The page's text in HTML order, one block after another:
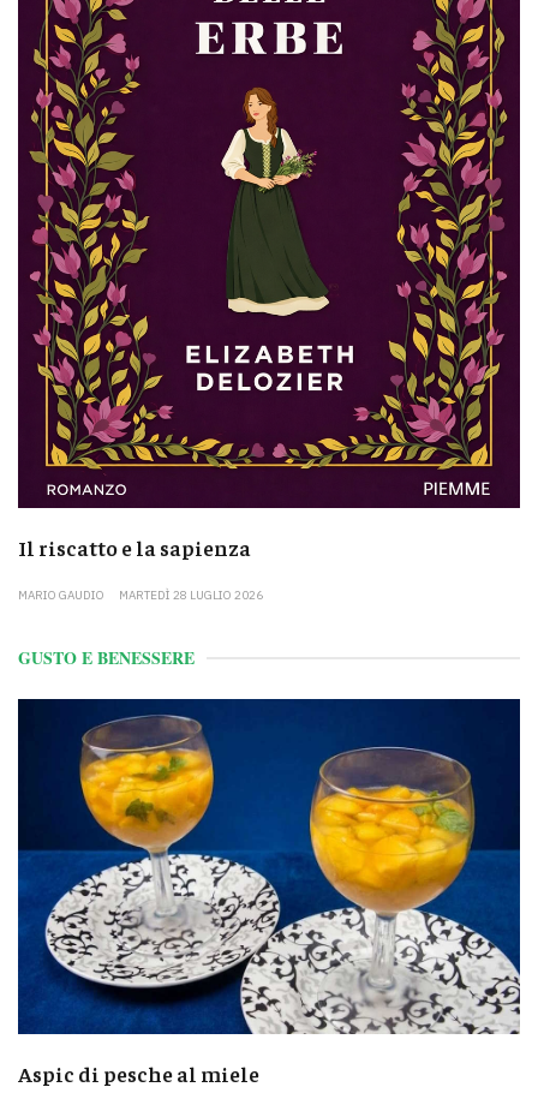
Il riscatto e la sapienza
MARIO GAUDIO MARTEDÌ 28 LUGLIO 2026
GUSTO E BENESSERE
Aspic di pesche al miele